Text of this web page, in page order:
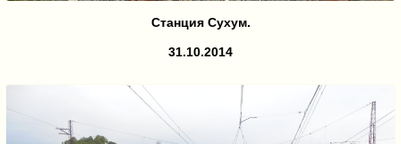
Станция Сухум.
31.10.2014